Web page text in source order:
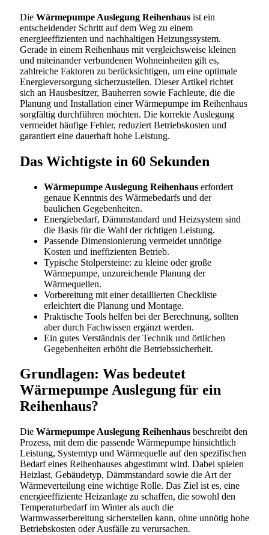
Die Wärmepumpe Auslegung Reihenhaus ist ein
entscheidender Schritt auf dem Weg zu einem
energieeffizienten und nachhaltigen Heizungssystem.
Gerade in einem Reihenhaus mit vergleichsweise kleinen
und miteinander verbundenen Wohneinheiten gilt es,
zahlreiche Faktoren zu berücksichtigen, um eine optimale
Energieversorgung sicherzustellen. Dieser Artikel richtet
sich an Hausbesitzer, Bauherren sowie Fachleute, die die
Planung und Installation einer Wärmepumpe im Reihenhaus
sorgfältig durchführen möchten. Die korrekte Auslegung
vermeidet häufige Fehler, reduziert Betriebskosten und
garantiert eine dauerhaft hohe Leistung.
Das Wichtigste in 60 Sekunden
Wärmepumpe Auslegung Reihenhaus erfordert
genaue Kenntnis des Wärmebedarfs und der
baulichen Gegebenheiten.
Energiebedarf, Dämmstandard und Heizsystem sind
die Basis für die Wahl der richtigen Leistung.
Passende Dimensionierung vermeidet unnötige
Kosten und ineffizienten Betrieb.
Typische Stolpersteine: zu kleine oder große
Wärmepumpe, unzureichende Planung der
Wärmequellen.
Vorbereitung mit einer detaillierten Checkliste
erleichtert die Planung und Montage.
Praktische Tools helfen bei der Berechnung, sollten
aber durch Fachwissen ergänzt werden.
Ein gutes Verständnis der Technik und örtlichen
Gegebenheiten erhöht die Betriebssicherheit.
Grundlagen: Was bedeutet
Wärmepumpe Auslegung für ein
Reihenhaus?
Die Wärmepumpe Auslegung Reihenhaus beschreibt den
Prozess, mit dem die passende Wärmepumpe hinsichtlich
Leistung, Systemtyp und Wärmequelle auf den spezifischen
Bedarf eines Reihenhauses abgestimmt wird. Dabei spielen
Heizlast, Gebäudetyp, Dämmstandard sowie die Art der
Wärmeverteilung eine wichtige Rolle. Das Ziel ist es, eine
energieeffiziente Heizanlage zu schaffen, die sowohl den
Temperaturbedarf im Winter als auch die
Warmwasserbereitung sicherstellen kann, ohne unnötig hohe
Betriebskosten oder Ausfälle zu verursachen.